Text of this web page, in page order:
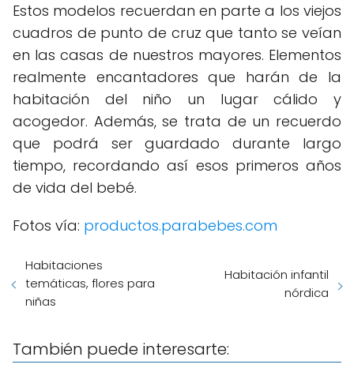
Estos modelos recuerdan en parte a los viejos
cuadros de punto de cruz que tanto se veían
en las casas de nuestros mayores. Elementos
realmente encantadores que harán de la
habitación del niño un lugar cálido y
acogedor. Además, se trata de un recuerdo
que podrá ser guardado durante largo
tiempo, recordando así esos primeros años
de vida del bebé.
Fotos vía: productos.parabebes.com
Habitaciones
temáticas, flores para
niñas
Habitación infantil
nórdica
También puede interesarte: